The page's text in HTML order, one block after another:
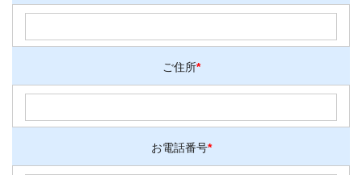
ご住所*
お電話番号*